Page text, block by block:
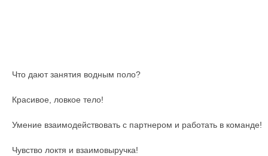
Что дают занятия водным поло?
Красивое, ловкое тело!
Умение взаимодействовать с партнером и работать в команде!
Чувство локтя и взаимовыручка!